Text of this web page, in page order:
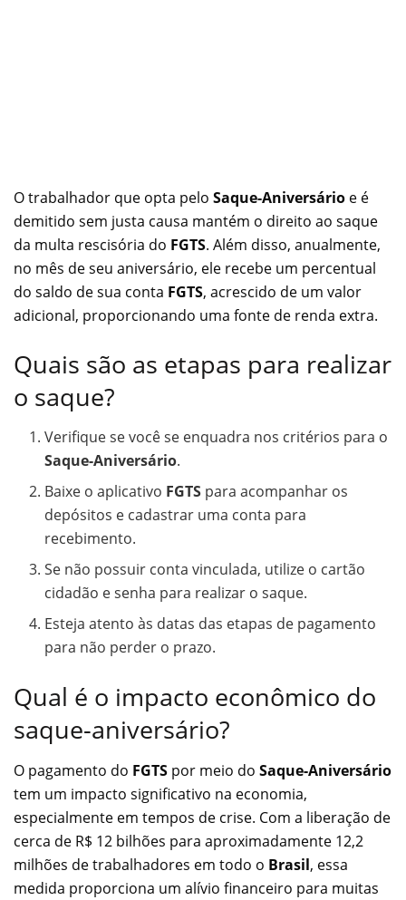
O trabalhador que opta pelo Saque-Aniversário e é
demitido sem justa causa mantém o direito ao saque
da multa rescisória do FGTS. Além disso, anualmente,
no mês de seu aniversário, ele recebe um percentual
do saldo de sua conta FGTS, acrescido de um valor
adicional, proporcionando uma fonte de renda extra.
Quais são as etapas para realizar
o saque?
Verifique se você se enquadra nos critérios para o
Saque-Aniversário.
Baixe o aplicativo FGTS para acompanhar os
depósitos e cadastrar uma conta para
recebimento.
Se não possuir conta vinculada, utilize o cartão
cidadão e senha para realizar o saque.
Esteja atento às datas das etapas de pagamento
para não perder o prazo.
Qual é o impacto econômico do
saque-aniversário?
O pagamento do FGTS por meio do Saque-Aniversário
tem um impacto significativo na economia,
especialmente em tempos de crise. Com a liberação de
cerca de R$ 12 bilhões para aproximadamente 12,2
milhões de trabalhadores em todo o Brasil, essa
medida proporciona um alívio financeiro para muitas